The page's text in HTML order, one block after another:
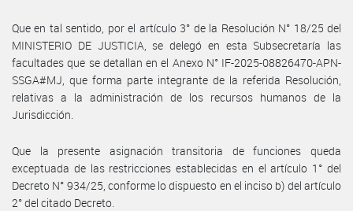
Que en tal sentido, por el artículo 3° de la Resolución N° 18/25 del
MINISTERIO DE JUSTICIA, se delegó en esta Subsecretaría las
facultades que se detallan en el Anexo N° IF-2025-08826470-APN-
SSGA#MJ, que forma parte integrante de la referida Resolución,
relativas a la administración de los recursos humanos de la
Jurisdicción.
Que la presente asignación transitoria de funciones queda
exceptuada de las restricciones establecidas en el artículo 1° del
Decreto N° 934/25, conforme lo dispuesto en el inciso b) del artículo
2° del citado Decreto.